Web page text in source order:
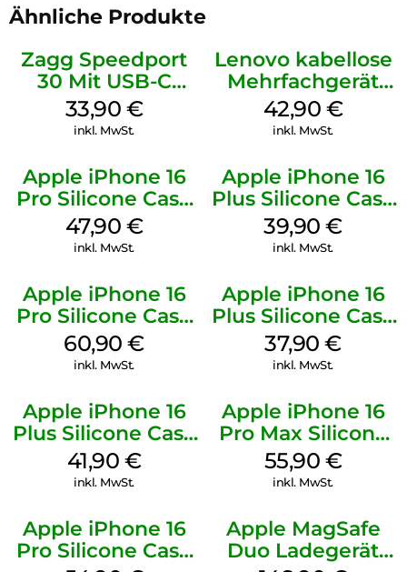
Ähnliche Produkte
Zagg Speedport
30 Mit USB-C
Kabel Weiß
33,90 €
inkl. MwSt.
Lenovo kabellose
Mehrfachgerät
Luna Grey
42,90 €
inkl. MwSt.
Apple iPhone 16
Pro Silicone Case
MagSafe Denim
47,90 €
inkl. MwSt.
Apple iPhone 16
Plus Silicone Case
MagSafe Plum
39,90€
inkl. MwSt.
Apple iPhone 16
Pro Silicone Case
MagSafe Stone
Gray
60,90€
inkl. MwSt.
Apple iPhone 16
Plus Silicone Case
MagSafe Lake
Green
37,90€
inkl. MwSt.
Apple iPhone 16
Plus Silicone Case
MagSafe Stone
Gray
41,90 €
inkl. MwSt.
Apple iPhone 16
Pro Max Silicone
Case MagSafe
Stone Gray
55,90 €
inkl. MwSt.
Apple iPhone 16
Pro Silicone Case
Apple MagSafe
Duo Ladegerät